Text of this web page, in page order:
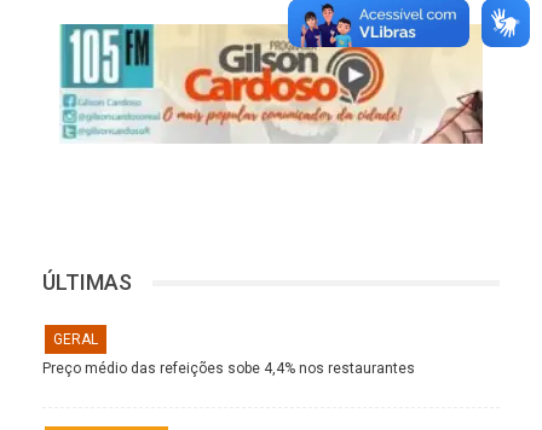
ÚLTIMAS
GERAL
Preço médio das refeições sobe 4,4% nos restaurantes